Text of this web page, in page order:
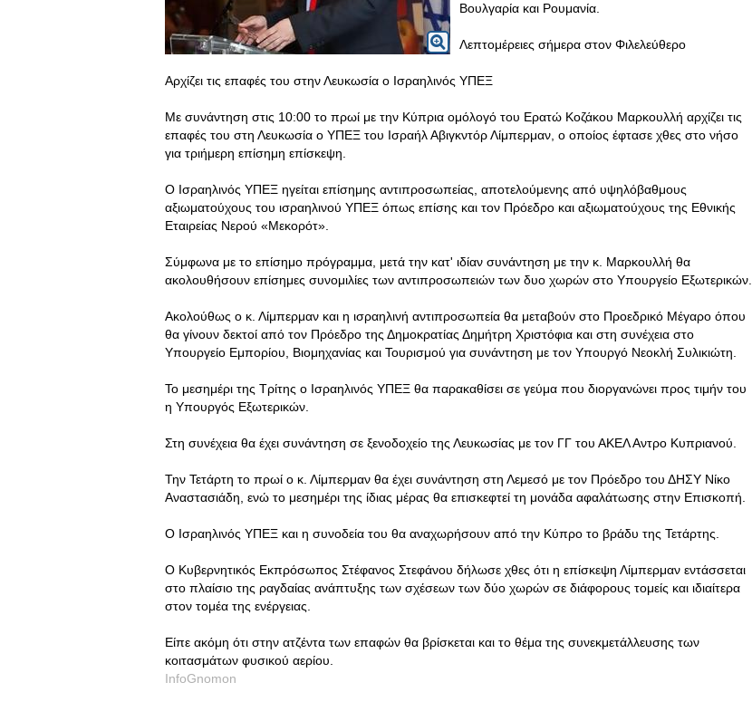
Βουλγαρία και Ρουμανία.
Λεπτομέρειες σήμερα στον Φιλελεύθερο
Αρχίζει τις επαφές του στην Λευκωσία ο Ισραηλινός ΥΠΕΞ
Με συνάντηση στις 10:00 το πρωί με την Κύπρια ομόλογό του Ερατώ Κοζάκου Μαρκουλλή αρχίζει τις
επαφές του στη Λευκωσία ο ΥΠΕΞ του Ισραήλ Αβιγκντόρ Λίμπερμαν, ο οποίος έφτασε χθες στο νήσο
για τριήμερη επίσημη επίσκεψη.
Ο Ισραηλινός ΥΠΕΞ ηγείται επίσημης αντιπροσωπείας, αποτελούμενης από υψηλόβαθμους
αξιωματούχους του ισραηλινού ΥΠΕΞ όπως επίσης και τον Πρόεδρο και αξιωματούχους της Εθνικής
Εταιρείας Νερού «Μεκορότ».
Σύμφωνα με το επίσημο πρόγραμμα, μετά την κατ' ιδίαν συνάντηση με την κ. Μαρκουλλή θα
ακολουθήσουν επίσημες συνομιλίες των αντιπροσωπειών των δυο χωρών στο Υπουργείο Εξωτερικών.
Ακολούθως ο κ. Λίμπερμαν και η ισραηλινή αντιπροσωπεία θα μεταβούν στο Προεδρικό Μέγαρο όπου
θα γίνουν δεκτοί από τον Πρόεδρο της Δημοκρατίας Δημήτρη Χριστόφια και στη συνέχεια στο
Υπουργείο Εμπορίου, Βιομηχανίας και Τουρισμού για συνάντηση με τον Υπουργό Νεοκλή Συλικιώτη.
Το μεσημέρι της Τρίτης ο Ισραηλινός ΥΠΕΞ θα παρακαθίσει σε γεύμα που διοργανώνει προς τιμήν του
η Υπουργός Εξωτερικών.
Στη συνέχεια θα έχει συνάντηση σε ξενοδοχείο της Λευκωσίας με τον ΓΓ του ΑΚΕΛ Αντρο Κυπριανού.
Την Τετάρτη το πρωί ο κ. Λίμπερμαν θα έχει συνάντηση στη Λεμεσό με τον Πρόεδρο του ΔΗΣΥ Νίκο
Αναστασιάδη, ενώ το μεσημέρι της ίδιας μέρας θα επισκεφτεί τη μονάδα αφαλάτωσης στην Επισκοπή.
Ο Ισραηλινός ΥΠΕΞ και η συνοδεία του θα αναχωρήσουν από την Κύπρο το βράδυ της Τετάρτης.
Ο Κυβερνητικός Εκπρόσωπος Στέφανος Στεφάνου δήλωσε χθες ότι η επίσκεψη Λίμπερμαν εντάσσεται
στο πλαίσιο της ραγδαίας ανάπτυξης των σχέσεων των δύο χωρών σε διάφορους τομείς και ιδιαίτερα
στον τομέα της ενέργειας.
Είπε ακόμη ότι στην ατζέντα των επαφών θα βρίσκεται και το θέμα της συνεκμετάλλευσης των
κοιτασμάτων φυσικού αερίου.
InfoGnomon